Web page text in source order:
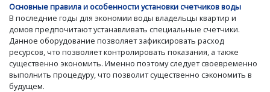
Основные правила и особенности установки счетчиков воды
В последние годы для экономии воды владельцы квартир и
домов предпочитают устанавливать специальные счетчики.
Данное оборудование позволяет зафиксировать расход
ресурсов, что позволяет контролировать показания, а также
существенно экономить. Именно поэтому следует своевременно
выполнить процедуру, что позволит существенно сэкономить в
будущем.